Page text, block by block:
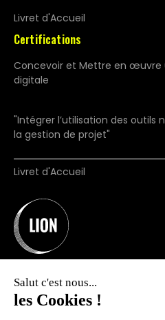
Livret d'Accueil
Certifications
Concevoir et Mettre en œuvre
digitale
"Intégrer l’utilisation des outils
la gestion de projet"
Livret d'Accueil
Salut c'est nous...
les Cookies !